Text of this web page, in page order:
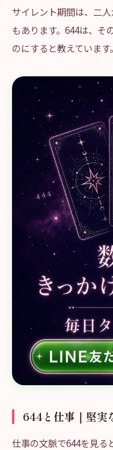
サイレント期間は、二
もあります。644は、そ
のにすると教えています。
644と仕事｜堅実
仕事の文脈で644を見る